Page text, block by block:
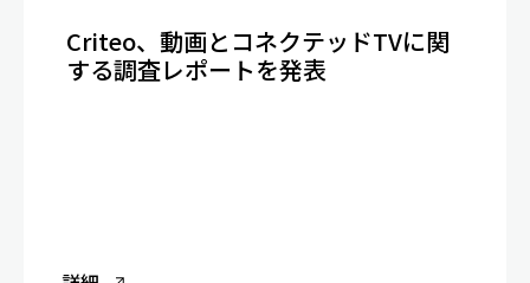
Criteo、動画とコネクテッドTVに関
する調査レポートを発表